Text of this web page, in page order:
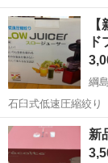
綱
石臼式低速圧縮絞
全てになります。
宅保管のため、箱に
します。 すり替え
神奈川 横浜市
新